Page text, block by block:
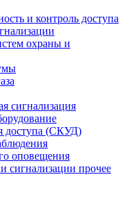
и контроль доступа
охраны и
сигнализация
доступа (СКУД)
оповещения
сигнализации прочее